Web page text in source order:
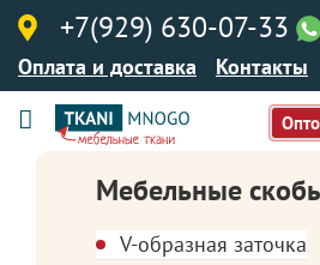
+7(929) 630-07-33
Оплата и доставка Контакты
Мебельные
V-образная заточка